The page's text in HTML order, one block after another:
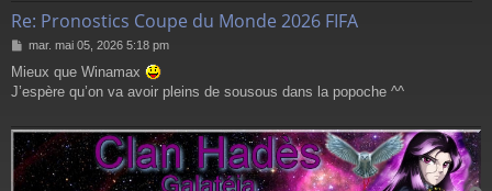
Re: Pronostics Coupe du Monde 2026 FIFA
M
s
s
e
mar. mai 05, 2026 5:18 pm
Mieux que Winamax
J’espère qu’on va avoir pleins de sousous dans la popoche ^^